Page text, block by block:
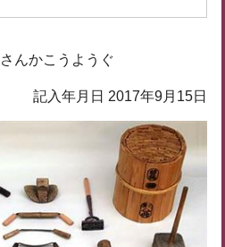
んかこうようぐ
記入年月日 2017年9月15日